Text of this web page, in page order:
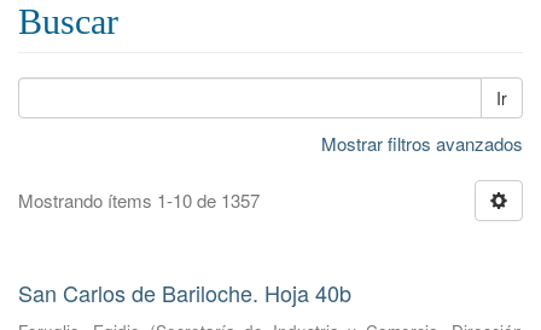
Buscar
Ir
Mostrar filtros avanzados
Mostrando ítems 1-10 de 1357
San Carlos de Bariloche. Hoja 40b